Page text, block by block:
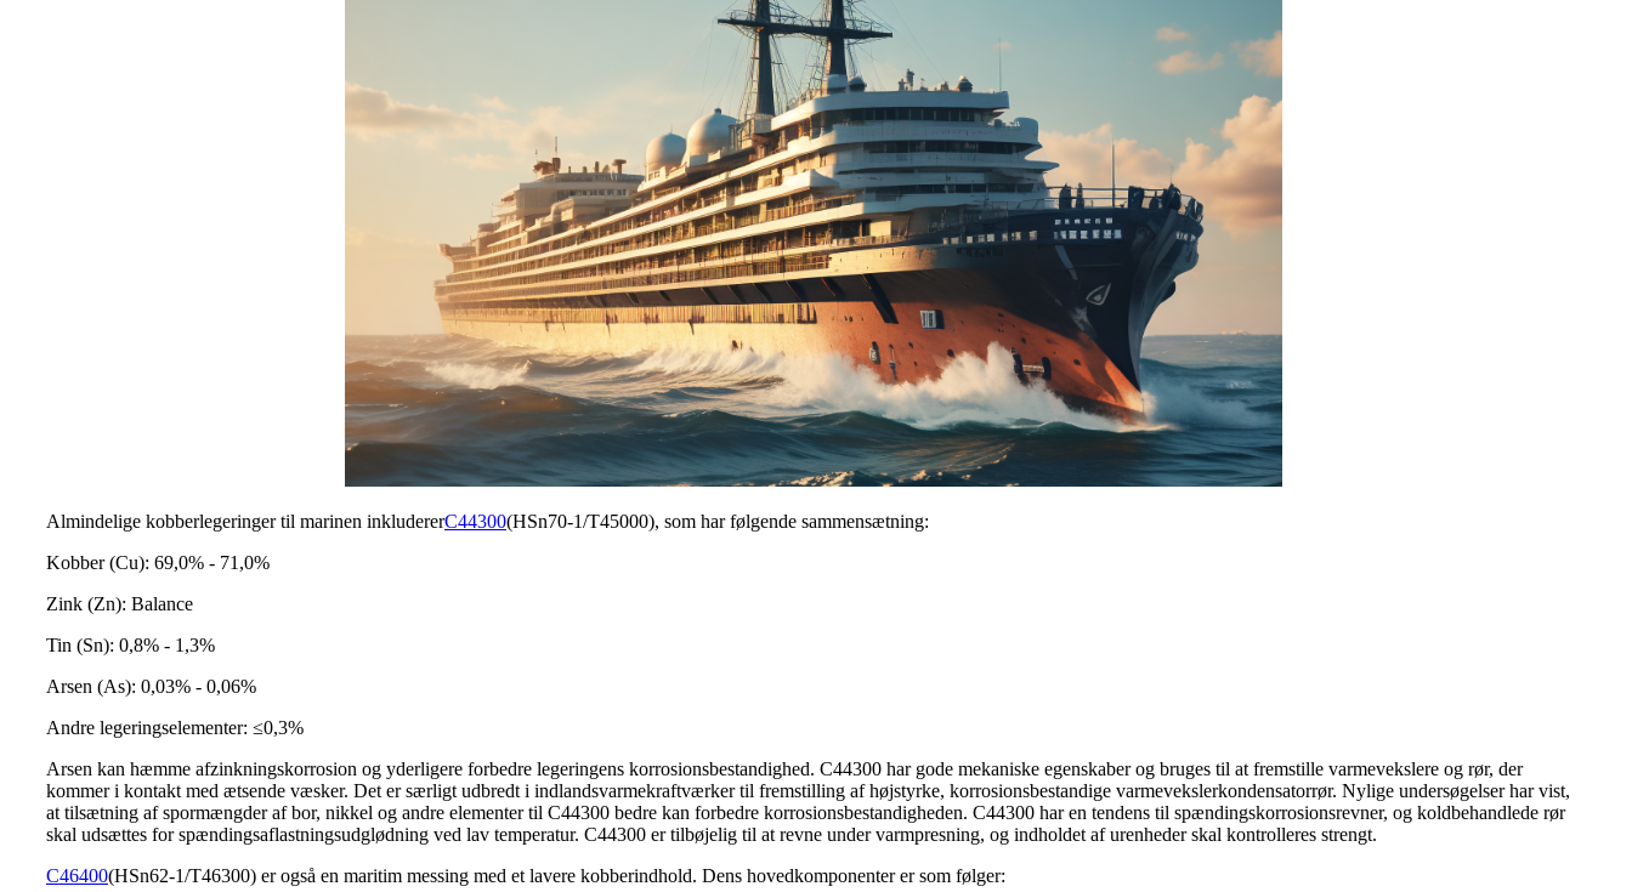
Almindelige kobberlegeringer til marinen inkludererC44300(HSn70-1/T45000), som har følgende sammensætning:
Kobber (Cu): 69,0% - 71,0%
Zink (Zn): Balance
Tin (Sn): 0,8% - 1,3%
Arsen (As): 0,03% - 0,06%
Andre legeringselementer: ≤0,3%
Arsen kan hæmme afzinkningskorrosion og yderligere forbedre legeringens korrosionsbestandighed. C44300 har gode mekaniske egenskaber og bruges til at fremstille varmevekslere og rør, der
kommer i kontakt med ætsende væsker. Det er særligt udbredt i indlandsvarmekraftværker til fremstilling af højstyrke, korrosionsbestandige varmevekslerkondensatorrør. Nylige undersøgelser har vist,
at tilsætning af spormængder af bor, nikkel og andre elementer til C44300 bedre kan forbedre korrosionsbestandigheden. C44300 har en tendens til spændingskorrosionsrevner, og koldbehandlede rør
skal udsættes for spændingsaflastningsudglødning ved lav temperatur. C44300 er tilbøjelig til at revne under varmpresning, og indholdet af urenheder skal kontrolleres strengt.
C46400(HSn62-1/T46300) er også en maritim messing med et lavere kobberindhold. Dens hovedkomponenter er som følger: